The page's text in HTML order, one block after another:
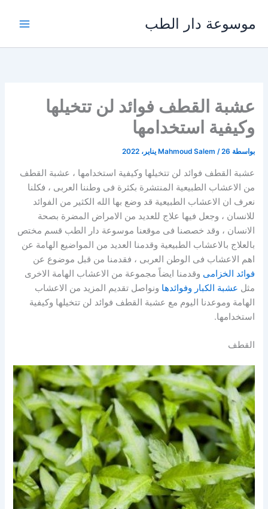
المحتوى
موسوعة دار الطب
عشبة القطف فوائد لن تتخيلها
وكيفية استخدامها
بواسطة Mahmoud Salem /26 يناير، 2022
عشبة القطف فوائد لن تتخيلها وكيفية استخدامها ، عشبة القطف
من الاعشاب الطبيعية المنتشرة بكثرة فى وطننا العربى ، فكلنا
نعرف ان الاعشاب الطبيعية قد وضع بها الله الكثير من الفوائد
للانسان ، وجعل فيها علاج للعديد من الامراض المضرة بصحة
الانسان ، وقد خصصنا فى موقعنا موسوعة دار الطب قسم مختص
بالعلاج بالاعشاب الطبيعية وقدمنا العديد من المواضيع الهامة عن
اهم الاعشاب فى الوطن العربى ، فقدمنا من قبل موضوع عن
فوائد الخزامى وقدمنا ايضاً مجموعة من الاعشاب الهامة الاخرى
مثل عشبة الكبار وفوائدها ونواصل تقديم المزيد من الاعشاب
الهامة وموعدنا اليوم مع عشبة القطف فوائد لن تتخيلها وكيفية
استخدامها.
القطف